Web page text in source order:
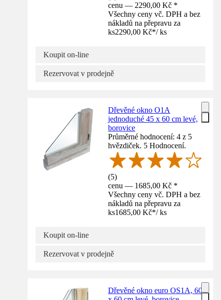
cenu — 2290,00 Kč *
Všechny ceny vč. DPH a bez
nákladů na přepravu za
ks2290,00 Kč*/ ks
Koupit on-line
Rezervovat v prodejně
Dřevěné okno O1A
jednoduché 45 x 60 cm levé,
borovice
Průměrné hodnocení: 4 z 5
hvězdiček. 5 Hodnocení.
(5)
cenu — 1685,00 Kč *
Všechny ceny vč. DPH a bez
nákladů na přepravu za
ks1685,00 Kč*/ ks
Koupit on-line
Rezervovat v prodejně
Dřevěné okno euro OS1A, 60